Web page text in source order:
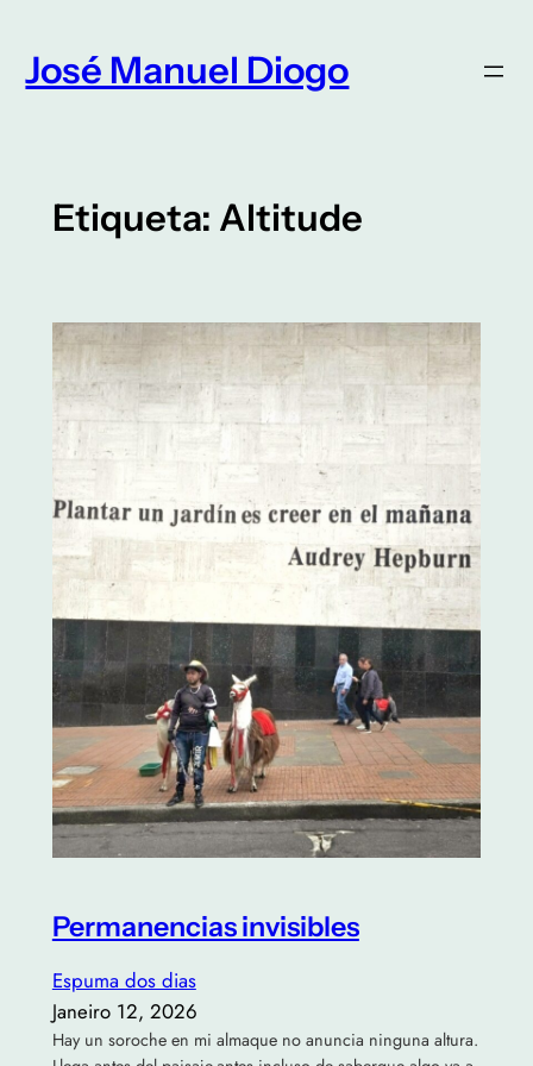
para
José Manuel Diogo
Etiqueta: Altitude
Permanencias invisibles
Espuma dos dias
Janeiro 12, 2026
Hay un soroche en mi almaque no anuncia ninguna altura.